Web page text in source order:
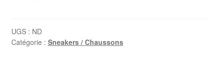
UGS : ND
Catégorie : Sneakers / Chaussons